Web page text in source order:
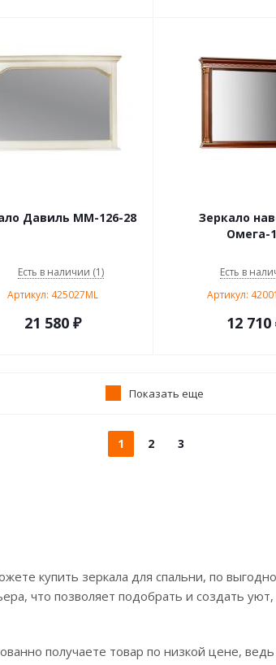
Давиль ММ-126-28
Есть в наличии (1)
Артикул: 425027ML
21 580₽
Зеркало
Омега-
Есть в
Артикул:
12 710
Показать еще
1 2 3
купить зеркала для спальни, по
что позволяет подобрать и создать
получаете товар по низкой цене,